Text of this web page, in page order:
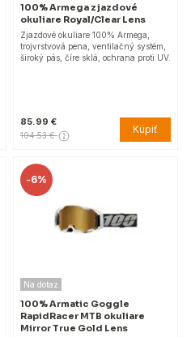
100% Armega zjazdové
okuliare Royal/Clear Lens
Zjazdové okuliare 100% Armega,
trojvrstvová pena, ventilačný systém,
široký pás, číre sklá, ochrana proti UV.
85.99 €
104.53 € Kúpiť
-6%
Na dotaz
100% Armatic Goggle
RapidRacer MTB okuliare
Mirror True Gold Lens